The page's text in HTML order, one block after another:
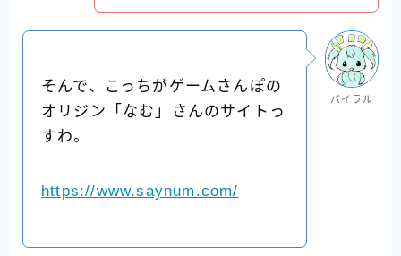
そんで、こっちがゲームさんぽの
オリジン「なむ」さんのサイトっ
すわ。
https://www.saynum.com/
バイラル